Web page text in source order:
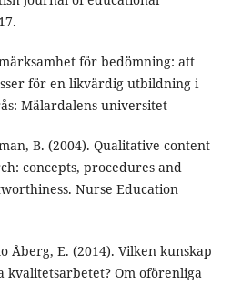
för bedömning: att
för en likvärdig utbildning i
Mälardalens universitet
B. (2004). Qualitative content
concepts, procedures and
Nurse Education
Åberg, E. (2014). Vilken kunskap
kvalitetsarbetet? Om oförenliga